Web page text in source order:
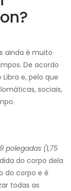
ainda é muito
De acordo
e, pelo que
sociais,
polegadas (1,75
do corpo dela
do corpo e é
todas as